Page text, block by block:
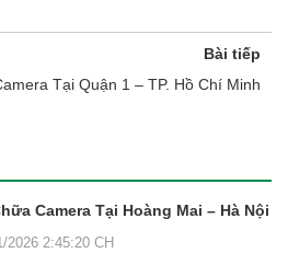
Bài tiếp
Tại Quận 1 – TP. Hồ Chí Minh
Camera Tại Hoàng Mai – Hà Nội
2026 2:45:20 CH